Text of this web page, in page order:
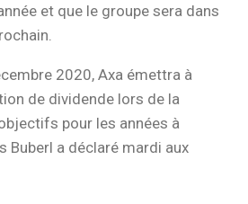
et que le groupe sera dans
2020, Axa émettra à
de dividende lors de la
pour les années à
Buberl a déclaré mardi aux